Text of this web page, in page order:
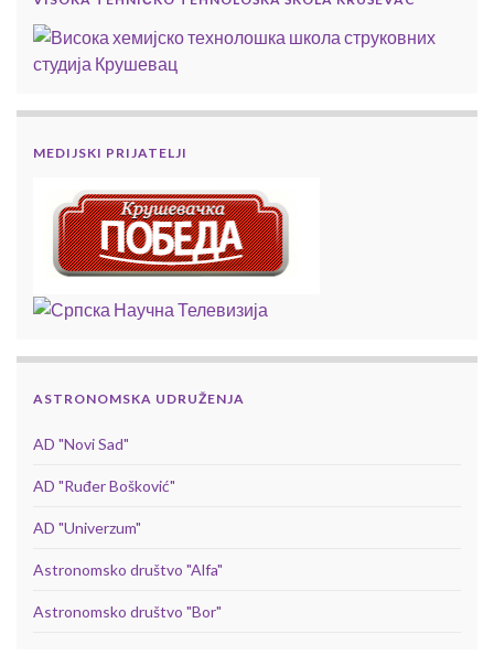
MEDIJSKI PRIJATELJI
ASTRONOMSKA UDRUŽENJA
AD "Novi Sad"
AD "Ruđer Bošković"
AD "Univerzum"
Astronomsko društvo "Alfa"
Astronomsko društvo "Bor"